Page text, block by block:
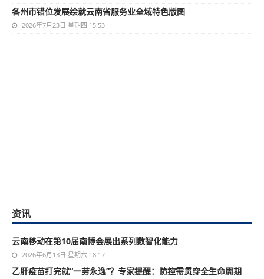
各州市错位发展绘就云南省服务业全域特色版图
2026年7月23日 星期四 15:53
资讯
云南移动在第10届南博会展出系列数智化能力
2026年6月13日 星期六 18:17
乙肝疫苗打完就“一劳永逸”？专家提醒：防控需贯穿全生命周期